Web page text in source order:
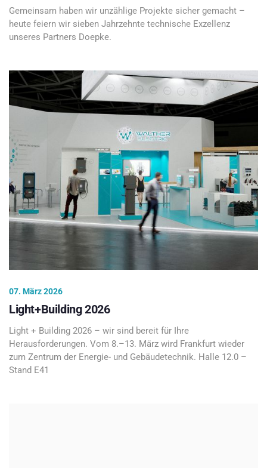
Gemeinsam haben wir unzählige Projekte sicher gemacht –
heute feiern wir sieben Jahrzehnte technische Exzellenz
unseres Partners Doepke.
07. März 2026
Light+Building 2026
Light + Building 2026 – wir sind bereit für Ihre
Herausforderungen. Vom 8.–13. März wird Frankfurt wieder
zum Zentrum der Energie- und Gebäudetechnik. Halle 12.0 –
Stand E41